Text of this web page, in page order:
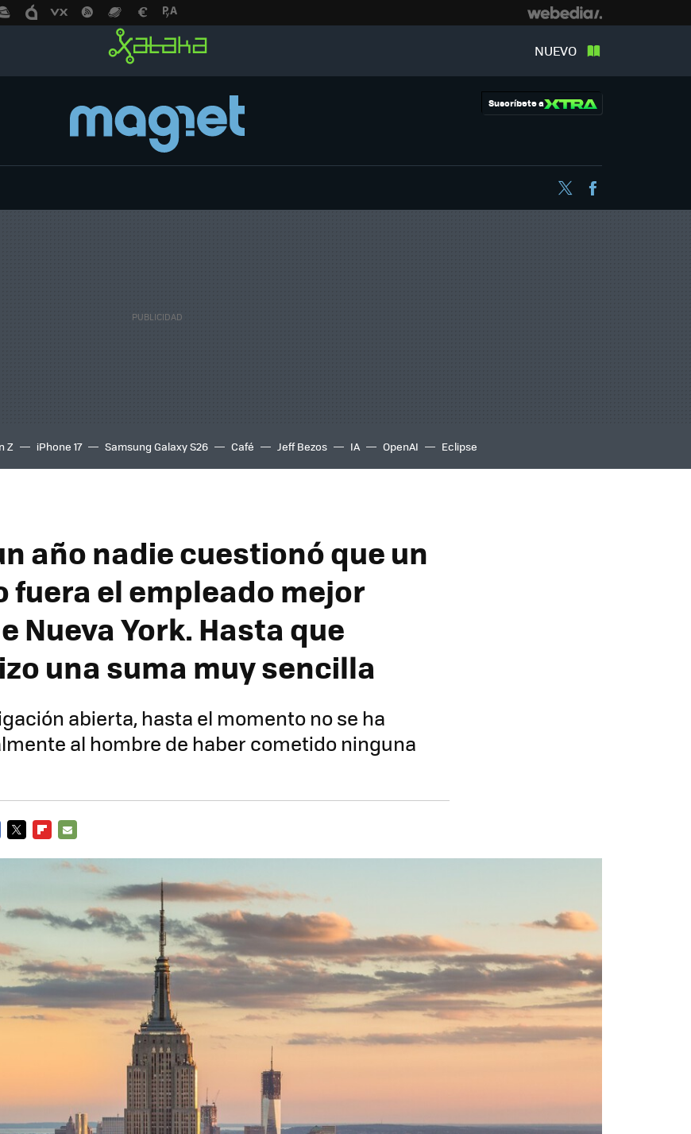
NUEVO
Suscríbete a
Twitter
Z iPhone 17 Samsung Galaxy S26 Café Jeff Bezos IA OpenAI Eclipse
año nadie cuestionó que un
fuera el empleado mejor
Nueva York. Hasta que
una suma muy sencilla
abierta, hasta el momento no se ha
al hombre de haber cometido ninguna
MAIL